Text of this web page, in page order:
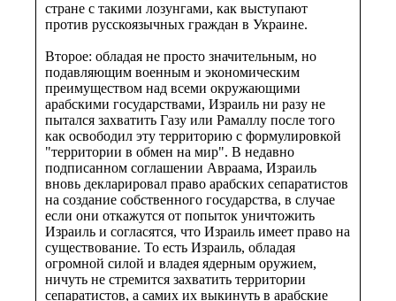
стране с такими лозунгами, как выступают
против русскоязычных граждан в Украине.
Второе: обладая не просто значительным, но
подавляющим военным и экономическим
преимуществом над всеми окружающими
арабскими государствами, Израиль ни разу не
пытался захватить Газу или Рамаллу после того
как освободил эту территорию с формулировкой
"территории в обмен на мир". В недавно
подписанном соглашении Авраама, Израиль
вновь декларировал право арабских сепаратистов
на создание собственного государства, в случае
если они откажутся от попыток уничтожить
Израиль и согласятся, что Израиль имеет право на
существование. То есть Израиль, обладая
огромной силой и владея ядерным оружием,
ничуть не стремится захватить территории
сепаратистов, а самих их выкинуть в арабские